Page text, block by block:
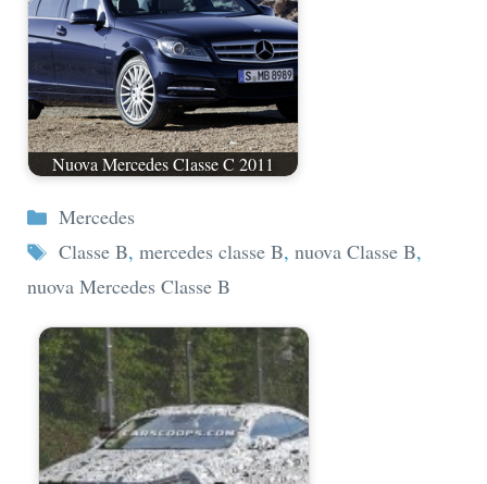
Nuova Mercedes Classe C 2011
Categorie
Mercedes
Tag
Classe B, mercedes classe B, nuova Classe B,
nuova Mercedes Classe B